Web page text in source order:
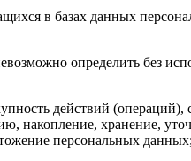
в базах данных
определить без
действий
накопление, хранение,
персональных данных;